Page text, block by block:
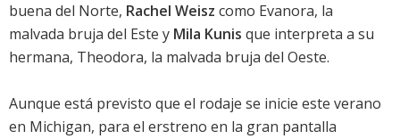
buena del Norte, Rachel Weisz como Evanora, la
malvada bruja del Este y Mila Kunis que interpreta a su
hermana, Theodora, la malvada bruja del Oeste.
Aunque está previsto que el rodaje se inicie este verano
en Michigan, para el erstreno en la gran pantalla